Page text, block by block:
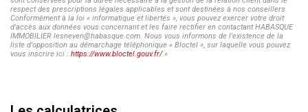
respect des prescriptions légales applicables et sont destinées à nos conseillers
Conformément à la loi « informatique et libertés », vous pouvez exercer votre droit
d'accès aux données vous concernant et les faire rectifier en contactant HABASQUE
IMMOBILIER lesneven@habasque.com. Nous vous informons de l'existence de la
liste d'opposition au démarchage téléphonique « Bloctel », sur laquelle vous pouvez
vous inscrire ici : https://www.bloctel.gouv.fr/»